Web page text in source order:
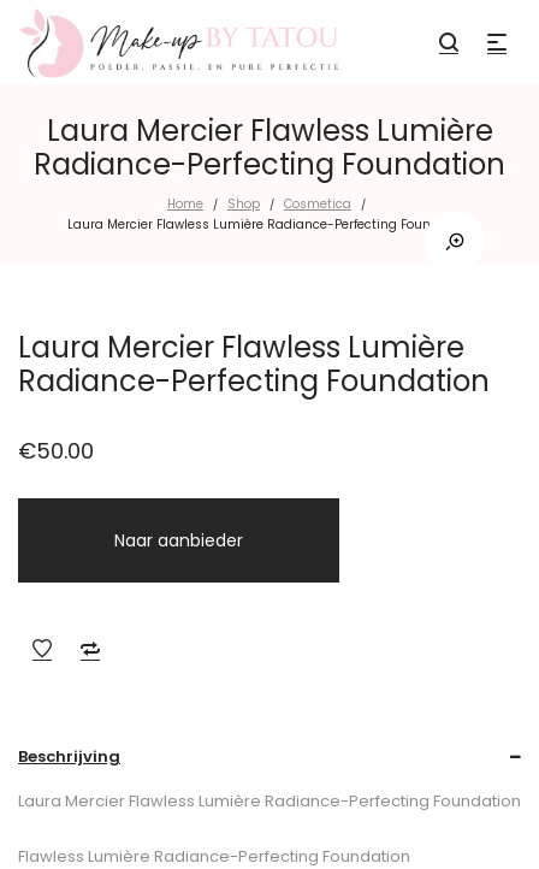
Laura Mercier Flawless Lumière
Radiance-Perfecting Foundation
Home / Shop / Cosmetica /
Laura Mercier Flawless Lumière Radiance-Perfecting Foundation
Laura Mercier Flawless Lumière
Radiance-Perfecting Foundation
€50.00
Naar aanbieder
Beschrijving
Laura Mercier Flawless Lumière Radiance-Perfecting Foundation
Flawless Lumière Radiance-Perfecting Foundation